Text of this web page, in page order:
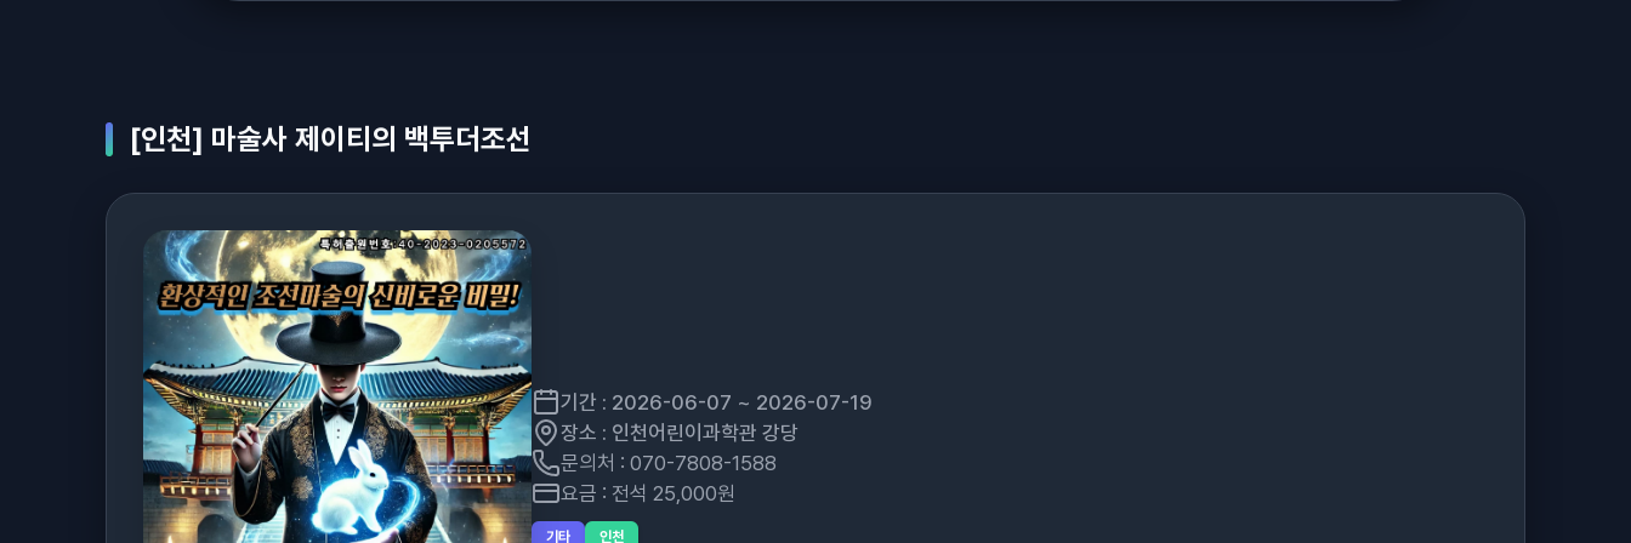
[인천] 마술사 제이티의 백투더조선
기간 : 2026-06-07 ~ 2026-07-19
장소 : 인천어린이과학관 강당
문의처 : 070-7808-1588
요금 : 전석 25,000원
기타 인천